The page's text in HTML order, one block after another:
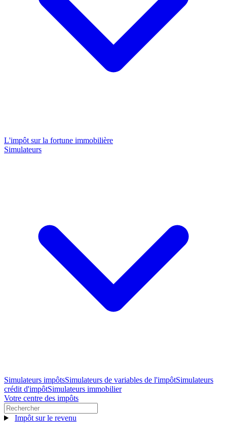
L'impôt sur la fortune immobilière
Simulateurs
Simulateurs impôtsSimulateurs de variables de l'impôtSimulateurs
crédit d'impôtSimulateurs immobilier
Votre centre des impôts
Impôt sur le revenu